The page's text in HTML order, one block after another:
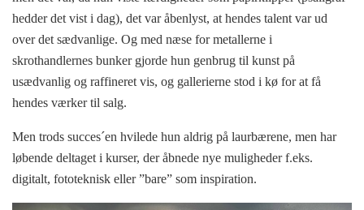
hedder det vist i dag), det var åbenlyst, at hendes talent var ud
over det sædvanlige. Og med næse for metallerne i
skrothandlernes bunker gjorde hun genbrug til kunst på
usædvanlig og raffineret vis, og gallerierne stod i kø for at få
hendes værker til salg.
Men trods succes´en hvilede hun aldrig på laurbærene, men har
løbende deltaget i kurser, der åbnede nye muligheder f.eks.
digitalt, fototeknisk eller ”bare” som inspiration.